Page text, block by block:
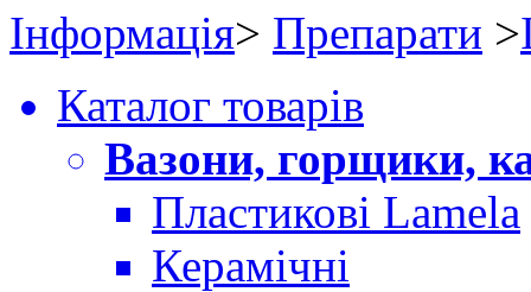
Інформація> Препарати >
Каталог товарів
Вазони, горщики,
Пластикові Lamela
Керамічні